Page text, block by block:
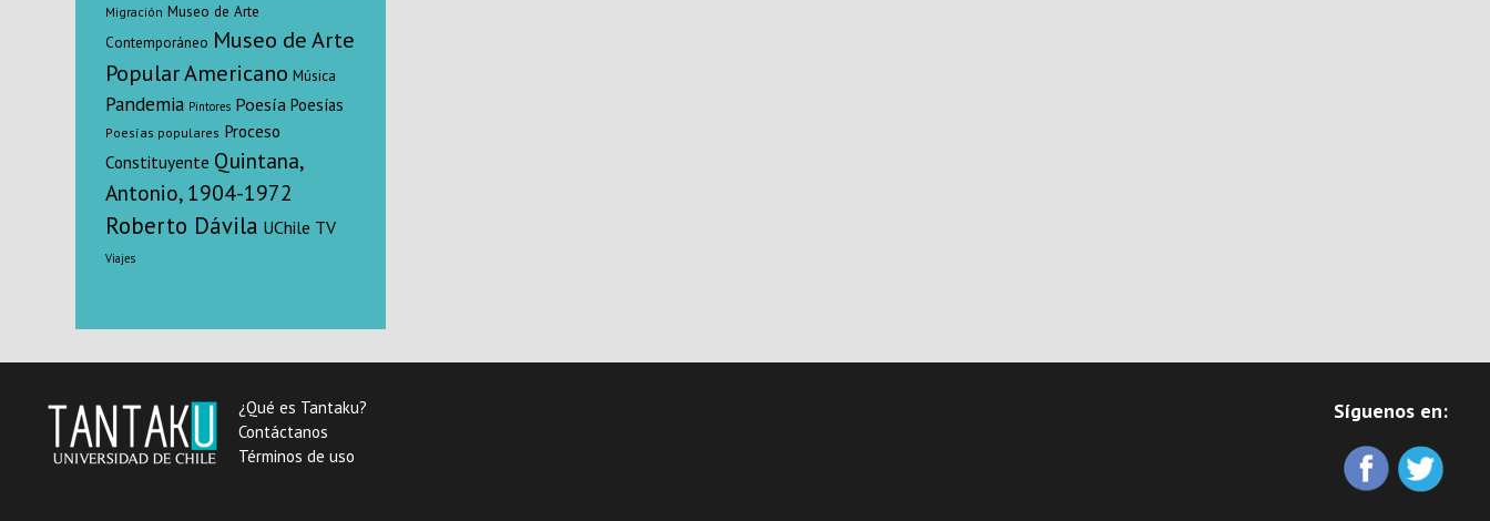
Migración Museo de Arte
Contemporáneo Museo de Arte
Popular Americano Música
Pandemia Pintores Poesía Poesías
Poesías populares Proceso
Constituyente Quintana,
Antonio, 1904-1972
Roberto Dávila UChile TV
Viajes
¿Qué es Tantaku?
Contáctanos
Términos de uso
Síguenos en: